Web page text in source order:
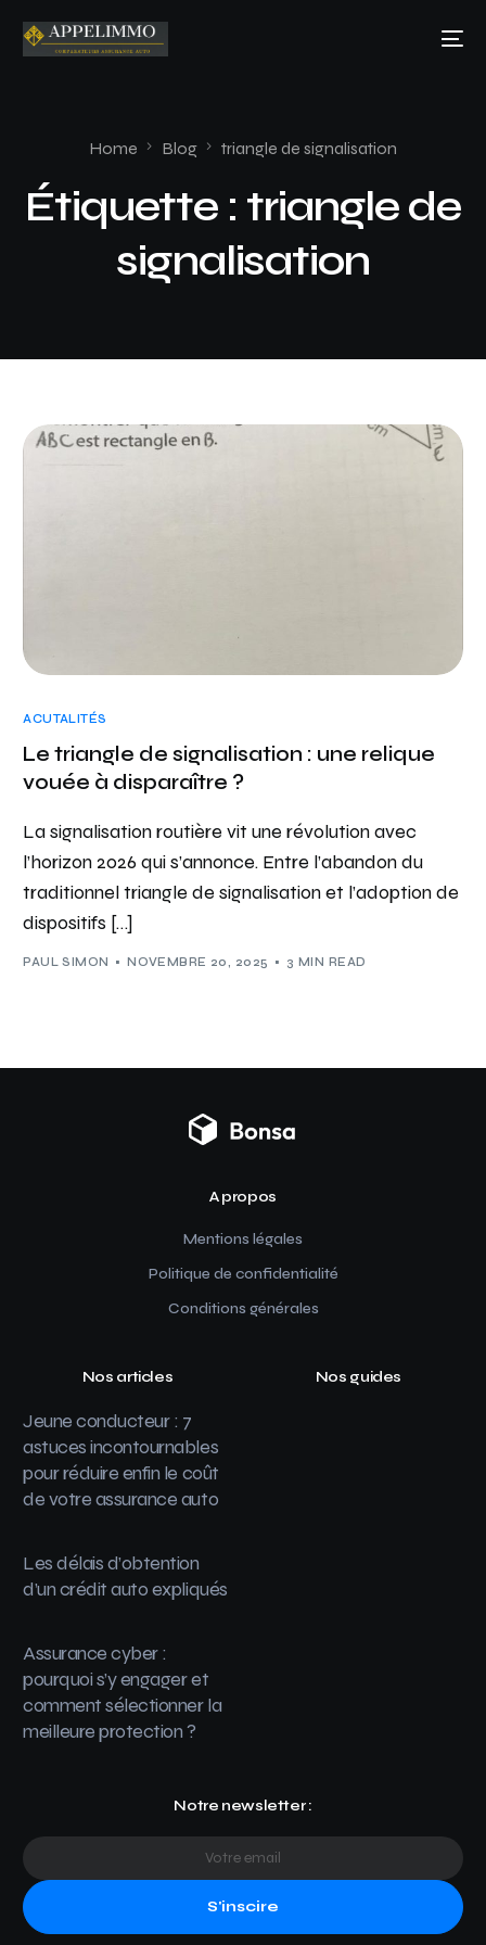
Home Blog triangle de signalisation
Étiquette : triangle de
signalisation
ACUTALITÉS
Le triangle de signalisation : une relique
vouée à disparaître ?
La signalisation routière vit une révolution avec
l’horizon 2026 qui s’annonce. Entre l’abandon du
traditionnel triangle de signalisation et l’adoption de
dispositifs […]
PAUL SIMON NOVEMBRE 20, 2025 3 MIN READ
A propos
Mentions légales
Politique de confidentialité
Conditions générales
Nos articles
Jeune conducteur : 7
astuces incontournables
pour réduire enfin le coût
de votre assurance auto
Les délais d’obtention
d’un crédit auto expliqués
Assurance cyber :
pourquoi s’y engager et
comment sélectionner la
meilleure protection ?
Nos guides
Notre newsletter :
S'inscire